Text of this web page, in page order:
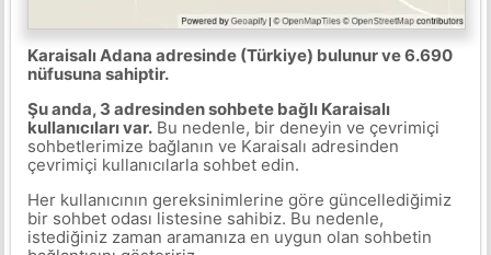
Karaisalı Adana adresinde (Türkiye) bulunur ve 6.690
nüfusuna sahiptir.
Şu anda, 3 adresinden sohbete bağlı Karaisalı
kullanıcıları var.Bu nedenle, bir deneyin ve çevrimiçi
sohbetlerimize bağlanın ve Karaisalı adresinden
çevrimiçi kullanıcılarla sohbet edin.
Her kullanıcının gereksinimlerine göre güncellediğimiz
bir sohbet odası listesine sahibiz. Bu nedenle,
istediğiniz zaman aramanıza en uygun olan sohbetin